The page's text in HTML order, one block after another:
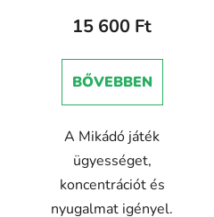
átlagos
5-
ből
csillag.
15 600 Ft
BŐVEBBEN
A Mikádó játék
ügyességet,
koncentrációt és
nyugalmat igényel.